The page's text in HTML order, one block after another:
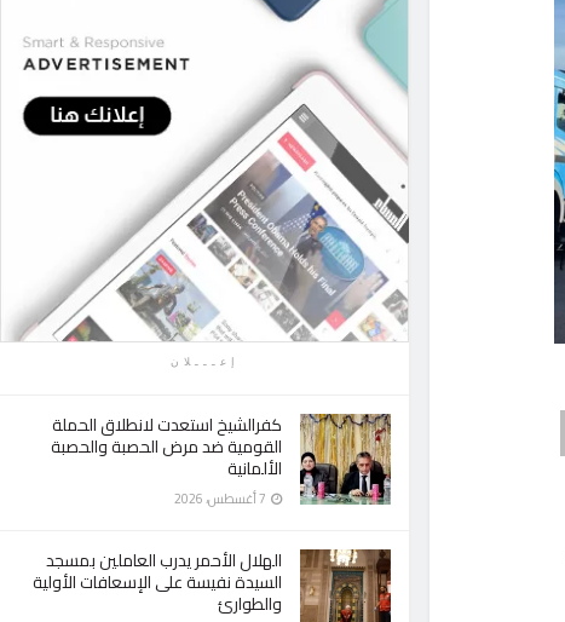
إعـــلان
كفرالشيخ استعدت لانطلاق الحملة
القومية ضد مرض الحصبة والحصبة
الألمانية
الهلال الأحمر يدرب العاملين بمسجد
السيدة نفيسة على الإسعافات الأولية
والطوارئ